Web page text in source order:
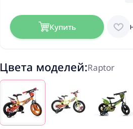
Купить
Цвета моделей:Raptor